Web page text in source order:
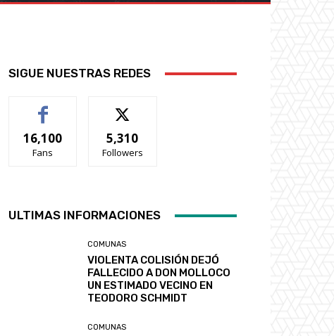
SIGUE NUESTRAS REDES
16,100
Fans
5,310
Followers
ULTIMAS INFORMACIONES
COMUNAS
VIOLENTA COLISIÓN DEJÓ
FALLECIDO A DON MOLLOCO
UN ESTIMADO VECINO EN
TEODORO SCHMIDT
COMUNAS